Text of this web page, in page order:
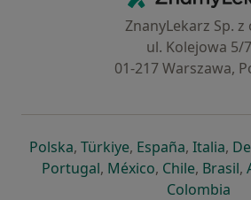
ZnanyLekarz Sp. z
ul. Kolejowa 5/7
01-217 Warszawa,
Polskase otevře v nové záložce
, Türkiyese otevře v nové
, Españase otevře
, Italiase
,
Portugalse otevře v nové
, Méxicose otevře v
, Chilese
, Brasil,
Colombia